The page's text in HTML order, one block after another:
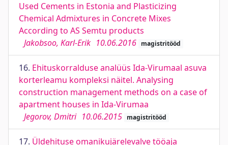
Used Cements in Estonia and Plasticizing
Chemical Admixtures in Concrete Mixes
According to AS Semtu products
Jakobsoo, Karl-Erik 10.06.2016 magistritööd
16. Ehituskorralduse analüüs Ida-Virumaal asuva
korterleamu kompleksi näitel. Analysing
construction management methods on a case of
apartment houses in Ida-Virumaa
Jegorov, Dmitri 10.06.2015 magistritööd
17. Üldehituse omanikujärelevalve tööaja